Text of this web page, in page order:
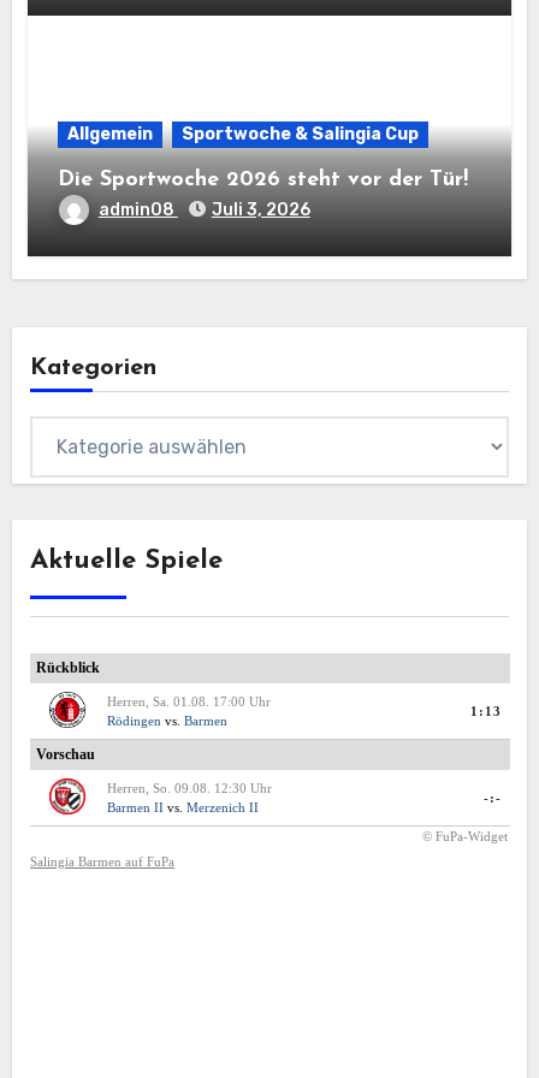
Allgemein Sportwoche & Salingia Cup
Die Sportwoche 2026 steht vor der Tür!
admin08 Juli 3, 2026
Kategorien
Aktuelle Spiele